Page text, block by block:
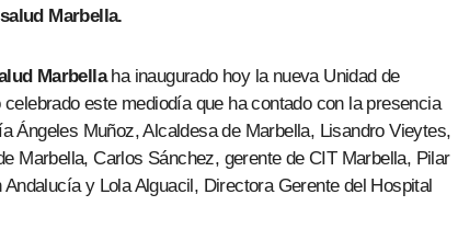
Marbella.
Marbellaha inaugurado hoy la nueva Unidad de
celebrado este mediodía que ha contado con la presencia
Ángeles Muñoz, Alcaldesa de Marbella, Lisandro Vieytes,
Marbella, Carlos Sánchez, gerente de CIT Marbella, Pilar
y Lola Alguacil, Directora Gerente del Hospital